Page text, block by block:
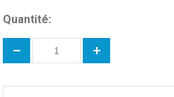
Quantité: